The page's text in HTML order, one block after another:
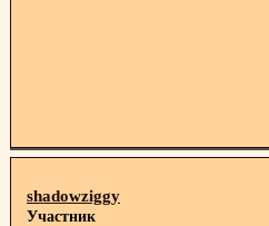
shadowziggy
Участник